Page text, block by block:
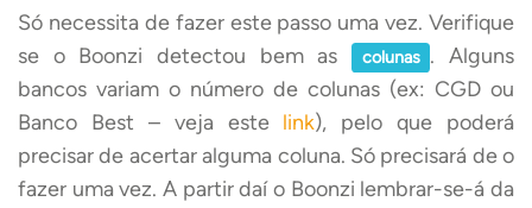
Só necessita de fazer este passo uma vez. Verifique
se o Boonzi detectou bem as
colunas . Alguns
bancos variam o número de colunas (ex: CGD ou
Banco Best – veja este link), pelo que poderá
precisar de acertar alguma coluna. Só precisará de o
fazer uma vez. A partir daí o Boonzi lembrar-se-á da